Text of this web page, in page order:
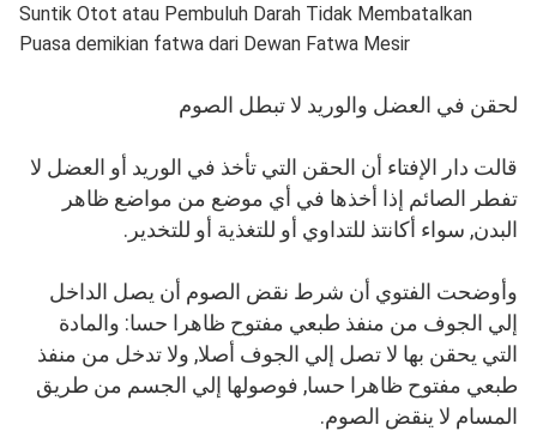
Suntik Otot atau Pembuluh Darah Tidak Membatalkan
Puasa demikian fatwa dari Dewan Fatwa Mesir
لحقن في العضل والوريد لا تبطل الصوم
قالت دار الإفتاء أن الحقن التي تأخذ في الوريد أو العضل لا
تفطر الصائم إذا أخذها في أي موضع من مواضع ظاهر
البدن‏,‏ سواء أكانتذ للتداوي أو للتغذية أو للتخدير‏.‏
وأوضحت الفتوي أن شرط نقض الصوم أن يصل الداخل
إلي الجوف من منفذ طبعي مفتوح ظاهرا حسا: والمادة
التي يحقن بها لا تصل إلي الجوف أصلا, ولا تدخل من منفذ
طبعي مفتوح ظاهرا حسا, فوصولها إلي الجسم من طريق
المسام لا ينقض الصوم.